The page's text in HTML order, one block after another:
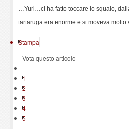
…Yuri…ci ha fatto toccare lo squalo,
tartaruga era enorme e si moveva
Stampa
Vota questo articolo
1
2
3
4
5